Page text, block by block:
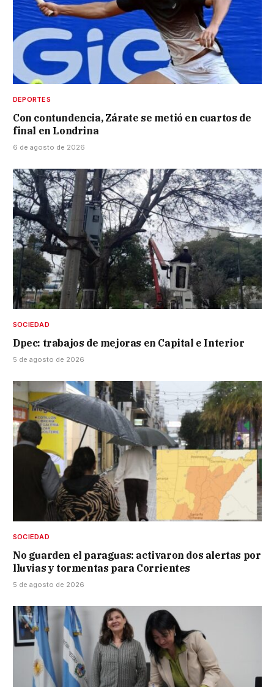
DEPORTES
Con contundencia, Zárate se metió en cuartos de
final en Londrina
6 de agosto de 2026
SOCIEDAD
Dpec: trabajos de mejoras en Capital e Interior
5 de agosto de 2026
SOCIEDAD
No guarden el paraguas: activaron dos alertas por
lluvias y tormentas para Corrientes
5 de agosto de 2026